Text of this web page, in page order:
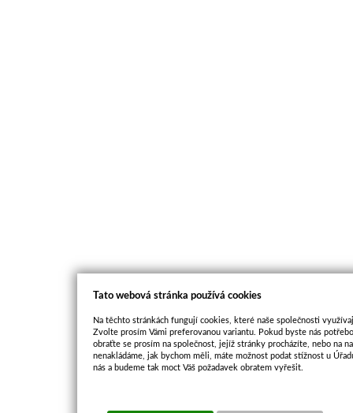
Tato webová stránka používá cookies
Na těchto stránkách fungují cookies, které naše společnosti
Zvolte prosím Vámi preferovanou variantu. Pokud byste nás
obraťte se prosím na společnost, jejíž stránky procházíte, nebo na
nenakládáme, jak bychom měli, máte možnost podat stížnost u
nás a budeme tak moct Váš požadavek obratem vyřešit.